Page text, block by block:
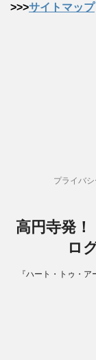
>>>サイトマップ
プライバ
高円寺発
ロ
『ハート・トゥ・